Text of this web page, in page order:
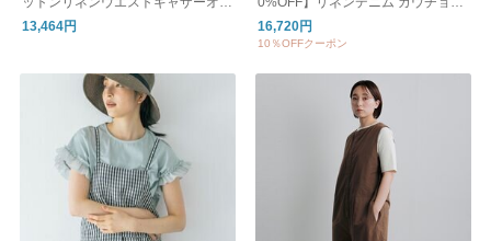
ルインワン ｜再販売
13,464円
ロペット オールインワン オーバー
オール パンツ 7263p-003
16,720円
10％OFFクーポン